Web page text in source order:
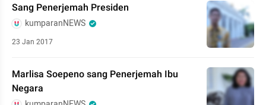
Sang Penerjemah Presiden
kumparanNEWS
23 Jan 2017
Marlisa Soepeno sang Penerjemah Ibu
Negara